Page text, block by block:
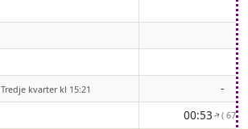
Tredje kvarter kl 15:21
-
00:53↑( 67°